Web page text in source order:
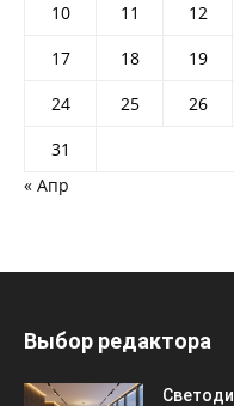
10
11 12
17
18 19
24
25 26
31
« Апр
Выбор редактора